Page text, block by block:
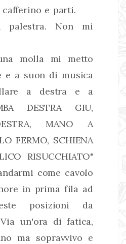
e parti.
palestra. Non mi
molla mi metto
e a suon di musica
a destra e a
DESTRA GIU,
MANO A
FERMO, SCHIENA
RISUCCHIATO"
come cavolo
in prima fila ad
posizioni da
un'ora di fatica,
ma sopravvivo e